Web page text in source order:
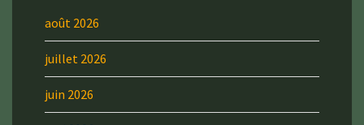
août 2026
juillet 2026
juin 2026